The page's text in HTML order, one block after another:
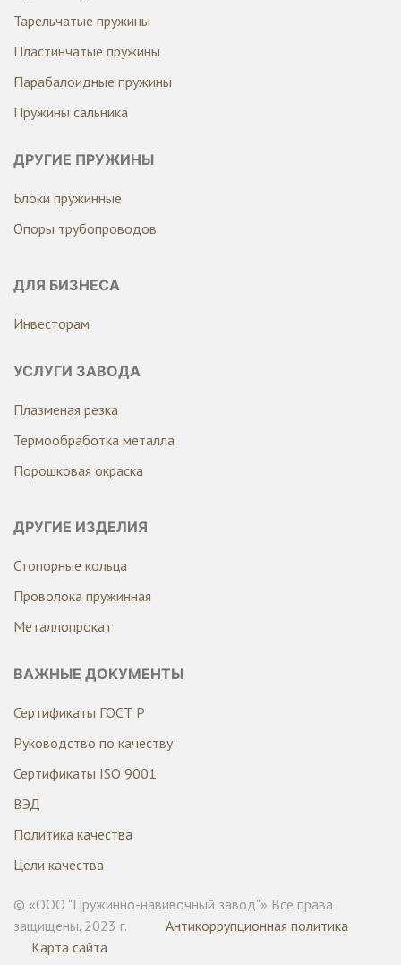
Тарельчатые пружины
Пластинчатые пружины
Парабалоидные пружины
Пружины сальника
ДРУГИЕ ПРУЖИНЫ
Блоки пружинные
Опоры трубопроводов
ДЛЯ БИЗНЕСА
Инвесторам
УСЛУГИ ЗАВОДА
Плазменая резка
Термообработка металла
Порошковая окраска
ДРУГИЕ ИЗДЕЛИЯ
Стопорные кольца
Проволока пружинная
Металлопрокат
ВАЖНЫЕ ДОКУМЕНТЫ
Сертификаты ГОСТ Р
Руководство по качеству
Сертификаты ISO 9001
ВЭД
Политика качества
Цели качества
© «ООО "Пружинно-навивочный завод"» Все права
защищены. 2023 г.
Антикоррупционная политика
Карта сайта